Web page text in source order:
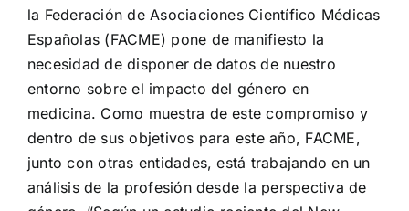
la Federación de Asociaciones Científico Médicas
Españolas (FACME) pone de manifiesto la
necesidad de disponer de datos de nuestro
entorno sobre el impacto del género en
medicina. Como muestra de este compromiso y
dentro de sus objetivos para este año, FACME,
junto con otras entidades, está trabajando en un
análisis de la profesión desde la perspectiva de